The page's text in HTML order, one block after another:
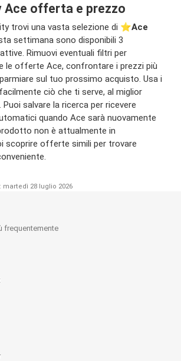
Ace offerta e prezzo
trovi una vasta selezione di ⭐️Ace
settimana sono disponibili 3
Rimuovi eventuali filtri per
le offerte Ace, confrontare i prezzi più
sul tuo prossimo acquisto. Usa i
ciò che ti serve, al miglior
salvare la ricerca per ricevere
quando Ace sarà nuovamente
non è attualmente in
scoprire offerte simili per trovare
28 luglio 2026
frequentemente